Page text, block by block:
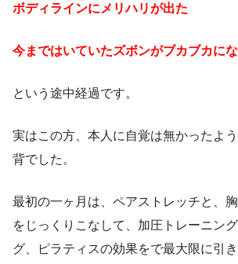
ボディラインにメリハリが出た
今まではいていたズボンがブカブカに
という途中経過です。
実はこの方、本人に自覚は無かったよ
背でした。
最初の一ヶ月は、ペアストレッチと、
をじっくりこなして、加圧トレーニン
グ、ピラティスの効果をで最大限に引